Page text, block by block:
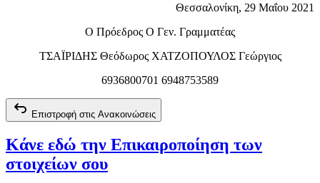
Θεσσαλονίκη, 29 Μαΐου 2021
Ο Πρόεδρος Ο Γεν. Γραμματέας
ΤΣΑΪΡΙΔΗΣ Θεόδωρος ΧΑΤΖΟΠΟΥΛΟΣ Γεώργιος
6936800701 6948753589
Επιστροφή στις Ανακοινώσεις
Κάνε εδώ την Επικαιροποίηση των
στοιχείων σου